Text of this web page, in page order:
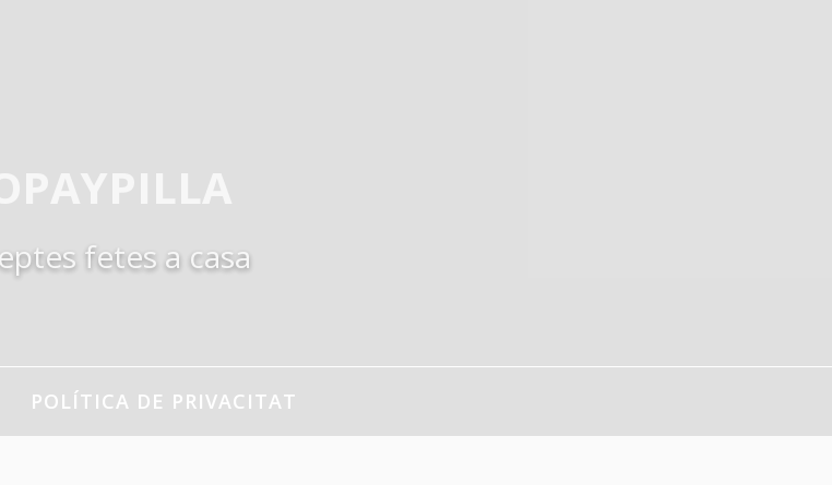
fetes a casa
POLÍTICA DE PRIVACITAT